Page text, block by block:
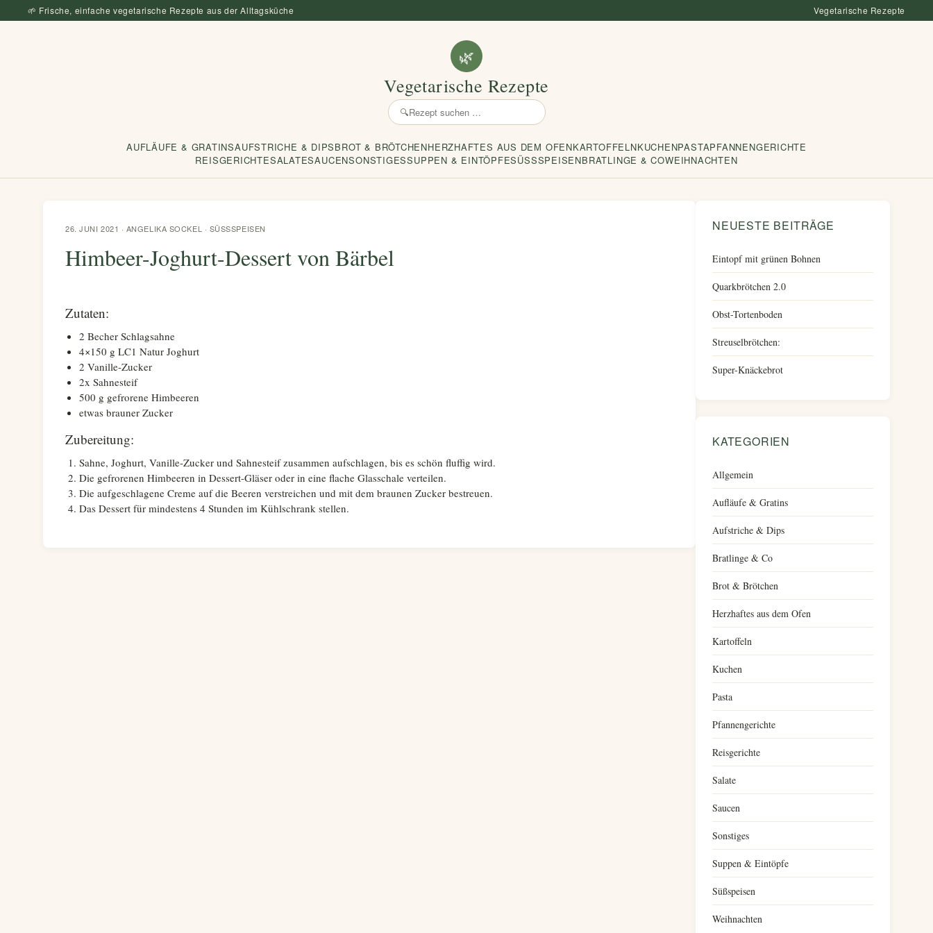
🌱 Frische, einfache vegetarische Rezepte aus der Alltagsküche Vegetarische Rezepte
🌿
Vegetarische Rezepte
🔍
Rezept
AUFLÄUFE & GRATINSAUFSTRICHE & DIPSBROT & BRÖTCHENHERZHAFTES AUS DEM OFENKARTOFFELNKUCHENPASTAPFANNENGERICHTE
REISGERICHTESALATESAUCENSONSTIGESSUPPEN & EINTÖPFESÜSSSPEISEN BRATLINGE & COWEIHNACHTEN
26. JUNI 2021 · ANGELIKA SOCKEL · SÜSSSPEISEN
Himbeer-Joghurt-Dessert von Bärbel
Zutaten:
2 Becher Schlagsahne
4×150 g LC1 Natur Joghurt
2 Vanille-Zucker
2x Sahnesteif
500 g gefrorene Himbeeren
etwas brauner Zucker
Zubereitung:
Sahne, Joghurt, Vanille-Zucker und Sahnesteif zusammen aufschlagen, bis es schön fluffig wird.
Die gefrorenen Himbeeren in Dessert-Gläser oder in eine flache Glasschale verteilen.
Die aufgeschlagene Creme auf die Beeren verstreichen und mit dem braunen Zucker bestreuen.
Das Dessert für mindestens 4 Stunden im Kühlschrank stellen.
NEUESTE BEITRÄGE
Eintopf mit grünen Bohnen
Quarkbrötchen 2.0
Obst-Tortenboden
Streuselbrötchen:
Super-Knäckebrot
KATEGORIEN
Allgemein
Aufläufe & Gratins
Aufstriche & Dips
Bratlinge & Co
Brot & Brötchen
Herzhaftes aus dem Ofen
Kartoffeln
Kuchen
Pasta
Pfannengerichte
Reisgerichte
Salate
Saucen
Sonstiges
Suppen & Eintöpfe
Süßspeisen
Weihnachten